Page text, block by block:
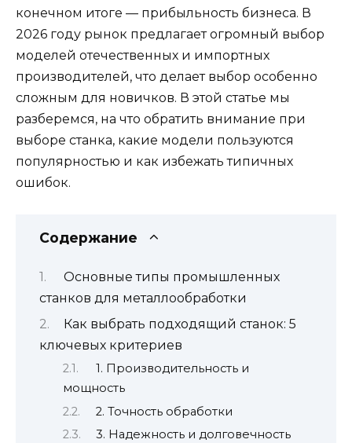
конечном итоге — прибыльность бизнеса. В
2026 году рынок предлагает огромный выбор
моделей отечественных и импортных
производителей, что делает выбор особенно
сложным для новичков. В этой статье мы
разберемся, на что обратить внимание при
выборе станка, какие модели пользуются
популярностью и как избежать типичных
ошибок.
Содержание
Основные типы промышленных
станков для металлообработки
Как выбрать подходящий станок: 5
ключевых критериев
1. Производительность и
мощность
2. Точность обработки
3. Надежность и долговечность